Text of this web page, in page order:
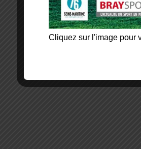
Cliquez sur l'image pour